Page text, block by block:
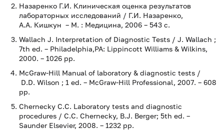
Назаренко Г.И. Клиническая оценка результатов
лабораторных исследований / Г.И. Назаренко,
А.А. Кишкун – М. : Медицина, 2006 – 543 с.
Wallach J. Interpretation of Diagnostic Tests / J. Wallach ;
7th ed. – Philadelphia,PA: Lippincott Williams & Wilkins,
2000. – 1026 pp.
McGraw-Hill Manual of laboratory & diagnostic tests /
D.D. Wilson ; 1 ed. – McGraw-Hill Professional, 2007. – 608
pp.
Chernecky C.C. Laboratory tests and diagnostic
procedures / C.C. Chernecky, B.J. Berger; 5th ed. –
Saunder Elsevier, 2008. – 1232 pp.